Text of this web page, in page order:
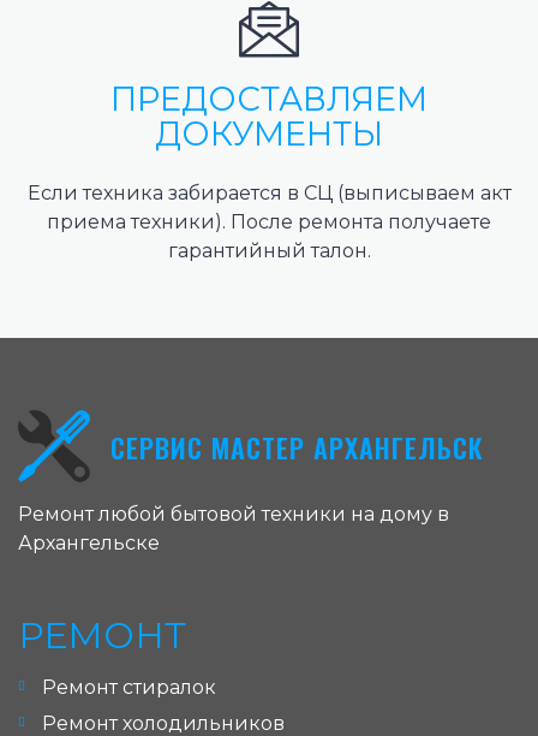
ПРЕДОСТАВЛЯЕМ
ДОКУМЕНТЫ
Если техника забирается в СЦ (выписываем акт
приема техники). После ремонта получаете
гарантийный талон.
СЕРВИС МАСТЕР АРХАНГЕЛЬСК
Ремонт любой бытовой техники на дому в
Архангельске
РЕМОНТ
Ремонт стиралок
Ремонт холодильников